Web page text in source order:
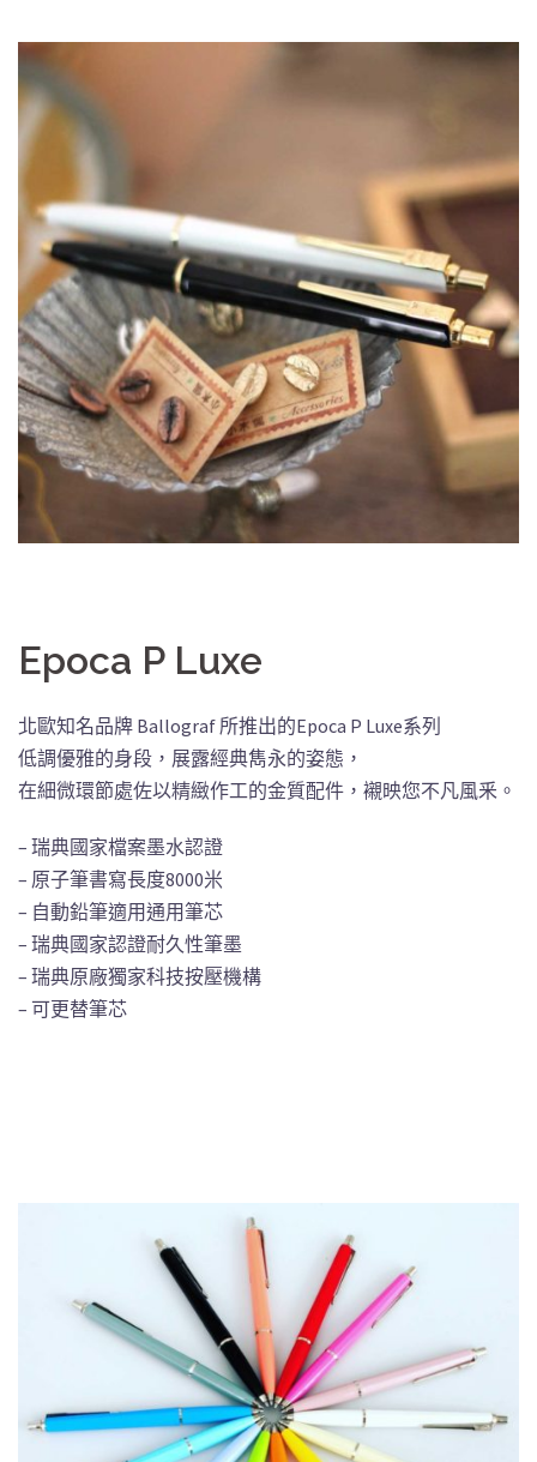
Epoca P Luxe
北歐知名品牌 Ballograf 所推出的Epoca P Luxe系列
低調優雅的身段，展露經典雋永的姿態，
在細微環節處佐以精緻作工的金質配件，襯映您不凡風釆。
– 瑞典國家檔案墨水認證
– 原子筆書寫長度8000米
– 自動鉛筆適用通用筆芯
– 瑞典國家認證耐久性筆墨
– 瑞典原廠獨家科技按壓機構
– 可更替筆芯